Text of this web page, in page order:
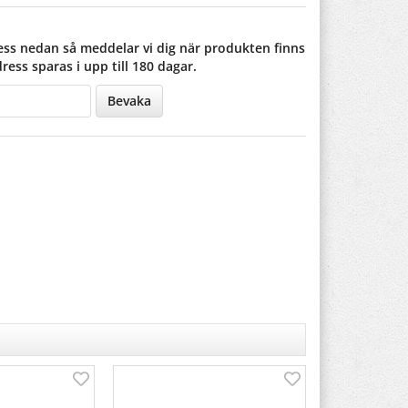
nedan så meddelar vi dig när produkten finns
sparas i upp till 180 dagar.
Bevaka